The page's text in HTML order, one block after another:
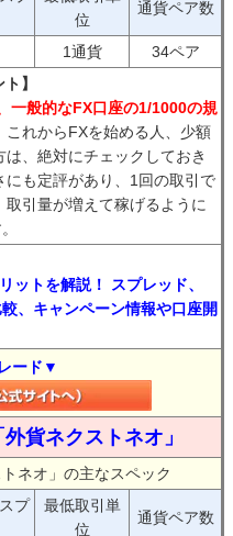
位
通貨ペア数
1通貨
34ペア
】
一般的なFX口座の1/1000の規
これからFXを始める人、少額
、絶対にチェックしておき
も定評があり、1回の取引で
引量が増えて稼げるように
ットを解説！ スプレッド、
、キャンペーン情報や口座開
ード▼
貨ネクストネオ」
ネオ」の主なスペック
プ
最低取引単
位
通貨ペア数